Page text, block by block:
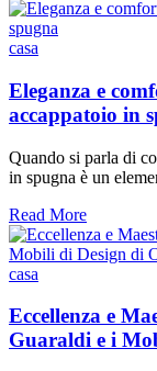
casa
Eleganza e
accappatoio in
Quando si parla di
in spugna è un
Read More
casa
Eccellenza e
Guaraldi e i